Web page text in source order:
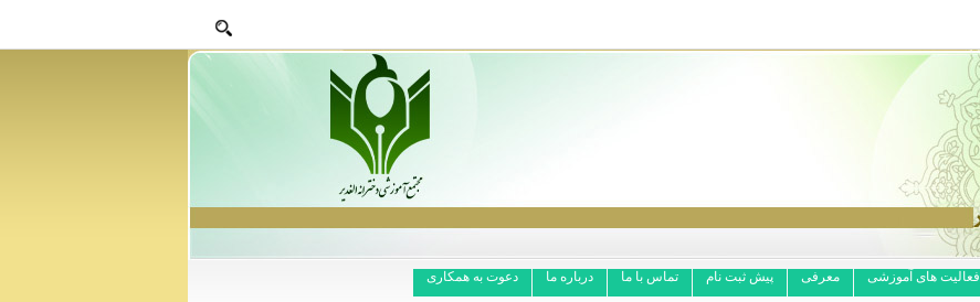
فعالیت های آموزشی معرفی پیش ثبت نام تماس با ما درباره ما دعوت به همکاری